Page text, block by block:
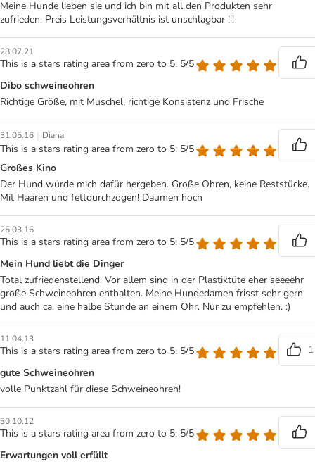
Meine Hunde lieben sie und ich bin mit all den Produkten sehr
zufrieden. Preis Leistungsverhältnis ist unschlagbar !!!
28.07.21
This is a stars rating area from zero to 5: 5/5
Dibo schweineohren
Richtige Größe, mit Muschel, richtige Konsistenz und Frische
31.05.16 | Diana
This is a stars rating area from zero to 5: 5/5
Großes Kino
Der Hund würde mich dafür hergeben. Große Ohren, keine Reststücke.
Mit Haaren und fettdurchzogen! Daumen hoch
25.03.16
This is a stars rating area from zero to 5: 5/5
Mein Hund liebt die Dinger
Total zufriedenstellend. Vor allem sind in der Plastiktüte eher seeeehr
große Schweineohren enthalten. Meine Hundedamen frisst sehr gern
und auch ca. eine halbe Stunde an einem Ohr. Nur zu empfehlen. :)
11.04.13
This is a stars rating area from zero to 5: 5/5
1
gute Schweineohren
volle Punktzahl für diese Schweineohren!
30.10.12
This is a stars rating area from zero to 5: 5/5
Erwartungen voll erfüllt